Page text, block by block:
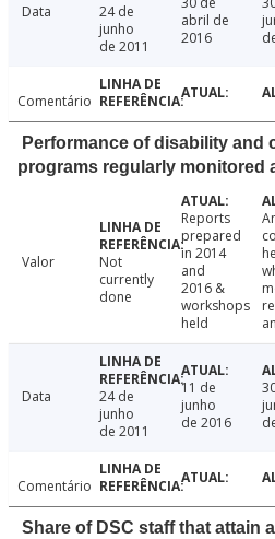
Data
24 de
junho
de 2011
abril de
2016
Comentário
Performance of disability and
programs regularly monitored
Valor
Not
currently
done
Reports
prepared
in 2014
and
2016 &
workshops
held
an
Data
24 de
junho
de 2011
11 de
junho
de 2016
Comentário
Share of DSC staff that attain